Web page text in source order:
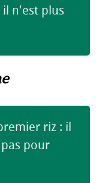
n'est plus
riz : il
pour